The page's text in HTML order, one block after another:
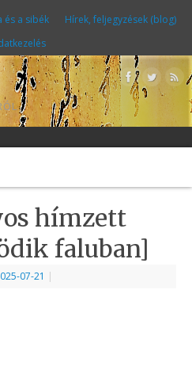
és a sibék
Hírek, feljegyzések (blog)
hímzett
faluban]
07-21 |